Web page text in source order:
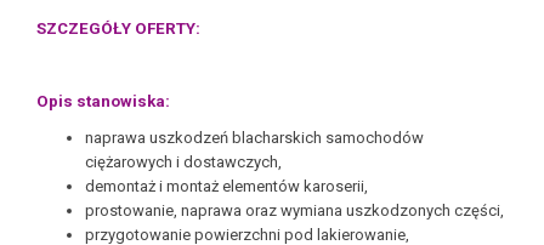
SZCZEGÓŁY OFERTY:
Opis stanowiska:
naprawa uszkodzeń blacharskich samochodów
ciężarowych i dostawczych,
demontaż i montaż elementów karoserii,
prostowanie, naprawa oraz wymiana uszkodzonych części,
przygotowanie powierzchni pod lakierowanie,